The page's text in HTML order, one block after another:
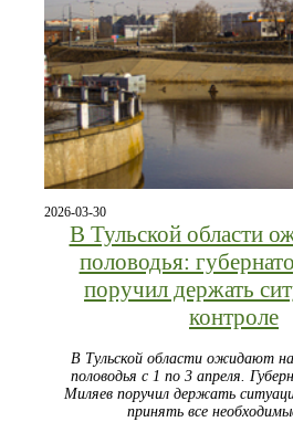
2026-03-30
В Тульской области
половодья:
поручил держать
контроле
В Тульской области ожидают
половодья с 1 по 3 апреля.
Миляев поручил держать
принять все